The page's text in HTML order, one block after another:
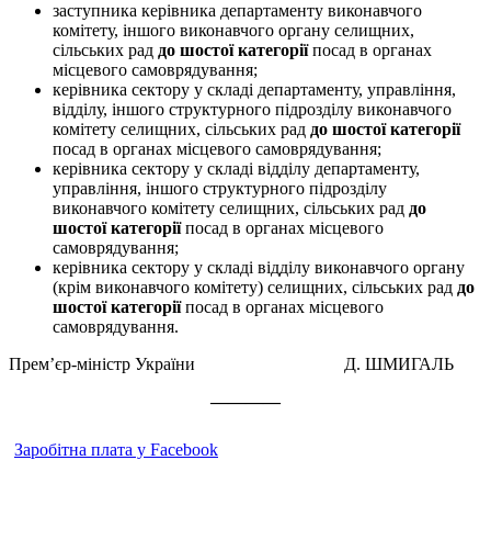
заступника керівника департаменту виконавчого
комітету, іншого виконавчого органу селищних,
сільських рад до шостої категоріїпосад в органах
місцевого самоврядування;
керівника сектору у складі департаменту, управління,
відділу, іншого структурного підрозділу виконавчого
комітету селищних, сільських рад до шостої категорії
посад в органах місцевого самоврядування;
керівника сектору у складі відділу департаменту,
управління, іншого структурного підрозділу
виконавчого комітету селищних, сільських рад до
шостої категоріїпосад в органах місцевого
самоврядування;
керівника сектору у складі відділу виконавчого органу
(крім виконавчого комітету) селищних, сільських рад до
шостої категоріїпосад в органах місцевого
самоврядування.
Прем’єр-міністр України Д. ШМИГАЛЬ
————
Заробітна плата у Facebook